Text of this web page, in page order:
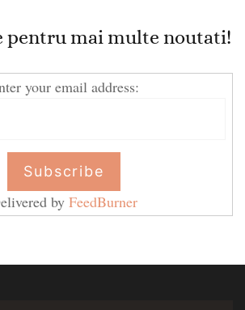
pentru mai multe noutati!
your email address:
by FeedBurner